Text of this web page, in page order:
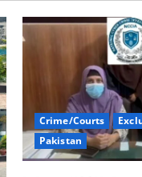
Crime/Courts
Pakistan